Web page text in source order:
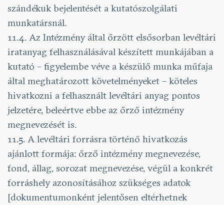
szándékuk bejelentését a kutatószolgálati
munkatársnál.
11.4. Az Intézmény által őrzött elsősorban levéltári
iratanyag felhasználásával készített munkájában a
kutató – figyelembe véve a készülő munka műfaja
által meghatározott követelményeket – köteles
hivatkozni a felhasznált levéltári anyag pontos
jelzetére, beleértve ebbe az őrző intézmény
megnevezését is.
11.5. A levéltári forrásra történő hivatkozás
ajánlott formája: őrző intézmény megnevezése,
fond, állag, sorozat megnevezése, végül a konkrét
forráshely azonosításához szükséges adatok
[dokumentumonként jelentősen eltérhetnek